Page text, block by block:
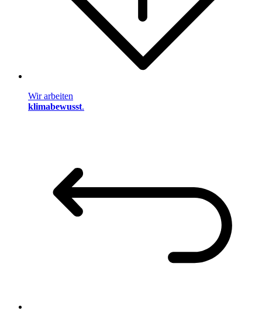
Wir arbeiten
klimabewusst.